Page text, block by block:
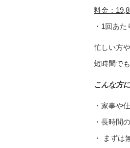
料金：
・1回あた
忙しい方
短時間で
こんな方
・家事や
・長時間
・ まずは